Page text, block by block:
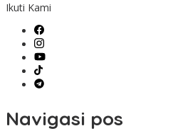
Ikuti Kami
Navigasi pos